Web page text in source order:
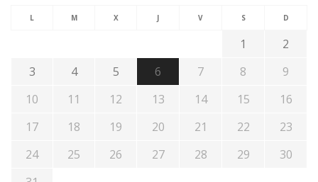
L M X J V S D
1
2
3
4 5 6 7 8
9
10
11 12 13 14 15
16
17
18 19 20 21 22
23
24
25 26 27 28 29
30